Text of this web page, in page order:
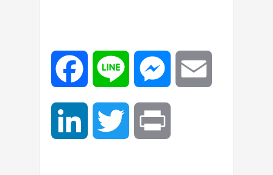
Facebook Line Messenger
LinkedIn Twitter